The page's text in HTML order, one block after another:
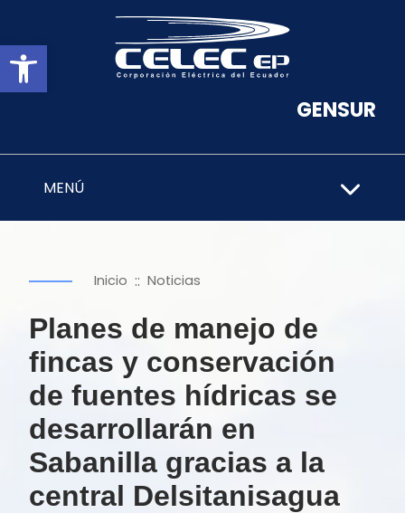
Abrir barra de herramientas
GENSUR
MENÚ
Inicio :: Noticias
Planes de manejo de
fincas y conservación
de fuentes hídricas se
desarrollarán en
Sabanilla gracias a la
central Delsitanisagua